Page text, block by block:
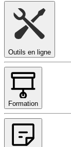
Outils en ligne
Formation